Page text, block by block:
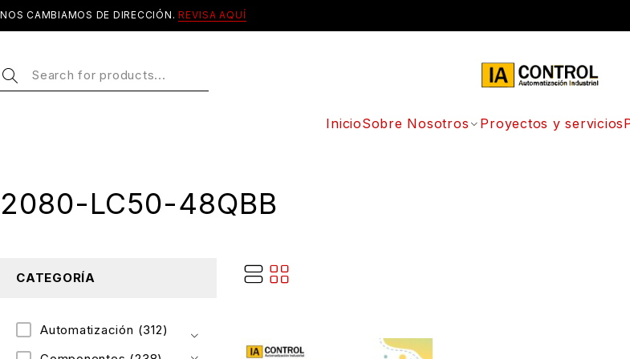
NOS CAMBIAMOS DE DIRECCIÓN. REVISA AQUÍ
InicioSobre Nosotros Proyectos y servicios
2080-LC50-48QBB
CATEGORÍA
Automatización (312)